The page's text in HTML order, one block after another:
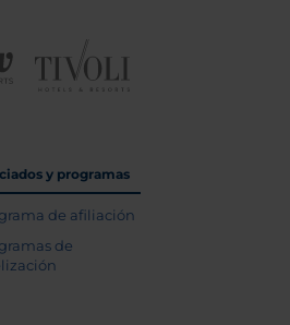
y programas
de afiliación
de